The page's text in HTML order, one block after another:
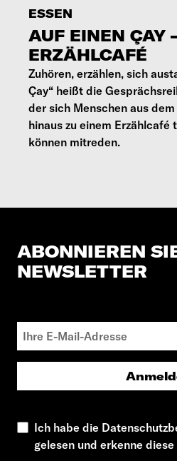
ESSEN
AUF EINEN ÇAY
ERZÄHLCAFÉ
Zuhören, erzählen, sich
Çay“ heißt die
der sich Menschen aus
hinaus zu einem Erzählcafé
können mitreden.
ABONNIEREN
NEWSLETTER
Ich habe die
gelesen und erkenne